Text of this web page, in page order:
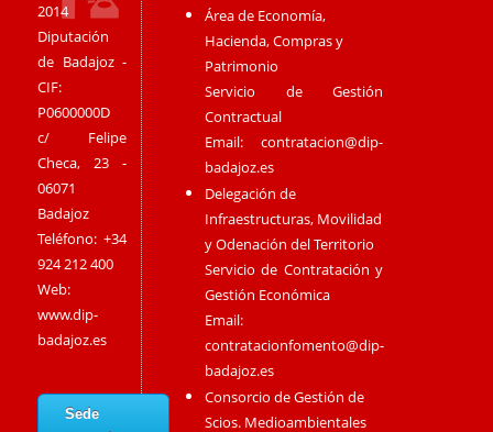
2014
Diputación
de Badajoz -
CIF:
P0600000D
c/ Felipe
Checa, 23 -
06071
Badajoz
Teléfono: +34
924 212 400
Web:
www.dip-
badajoz.es
Sede
Área de Economía,
Hacienda, Compras y
Patrimonio
Servicio de Gestión
Contractual
Email:contratacion@dip-
badajoz.es
Delegación de
Infraestructuras, Movilidad
y Odenación del Territorio
Servicio de Contratación y
Gestión Económica
Email:
contratacionfomento@dip-
badajoz.es
Consorcio de Gestión de
Scios. Medioambientales